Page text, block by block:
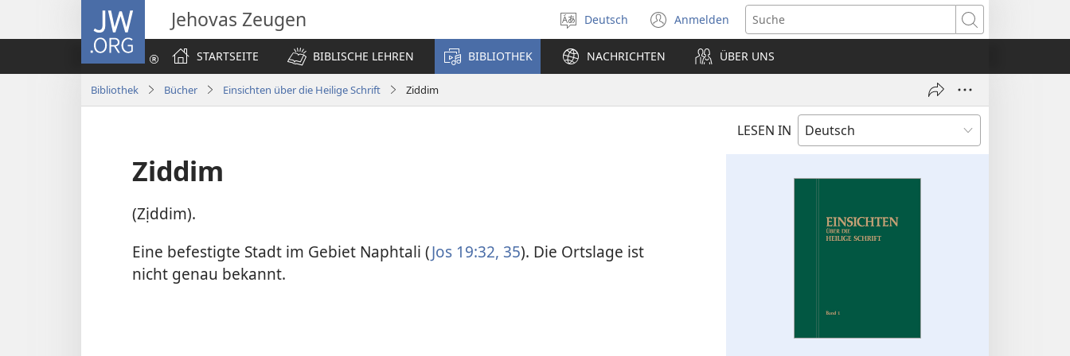
JW.ORG Jehovas Zeugen
Sprache
auswählen
Deutsch Anmelden
(öffnet
neues
Fenster)
Suche
STARTSEITE
BIBLISCHE LEHREN BIBLIOTHEK NACHRICHTEN ÜBER UNS
Bibliothek Bücher Einsichten über die Heilige Schrift Ziddim
LESEN IN
Ziddim
(Zịddim).
Eine befestigte Stadt im Gebiet Naphtali (Jos 19:32, 35). Die Ortslage ist
nicht genau bekannt.